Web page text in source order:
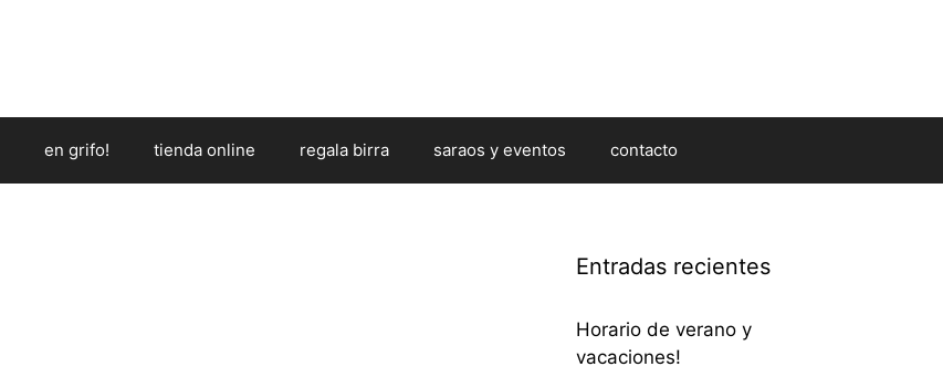
en grifo! tienda online regala birra saraos y eventos contacto
Entradas recientes
Horario de verano y
vacaciones!